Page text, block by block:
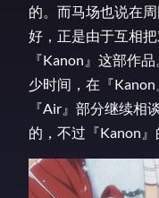
的。而马场也说在
好，正是由于互相
『Kanon』这部作
少时间，在『
『Air』部分继续相
的，不过『Kanon』